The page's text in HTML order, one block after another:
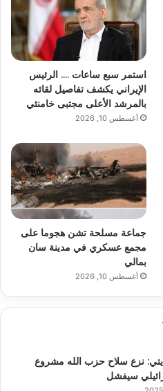
استمر سبع ساعات …. الرئيس
الإيراني يكشف تفاصيل لقائه
بالمرشد الأعلى مجتبى خامنئي
أغسطس 10, 2026
جماعة مسلحة تشن هجوما على
مجمع عسكري في مدينة سان
بمالي
أغسطس 10, 2026
نزع سلاح حزب الله مشروع
سيفشل